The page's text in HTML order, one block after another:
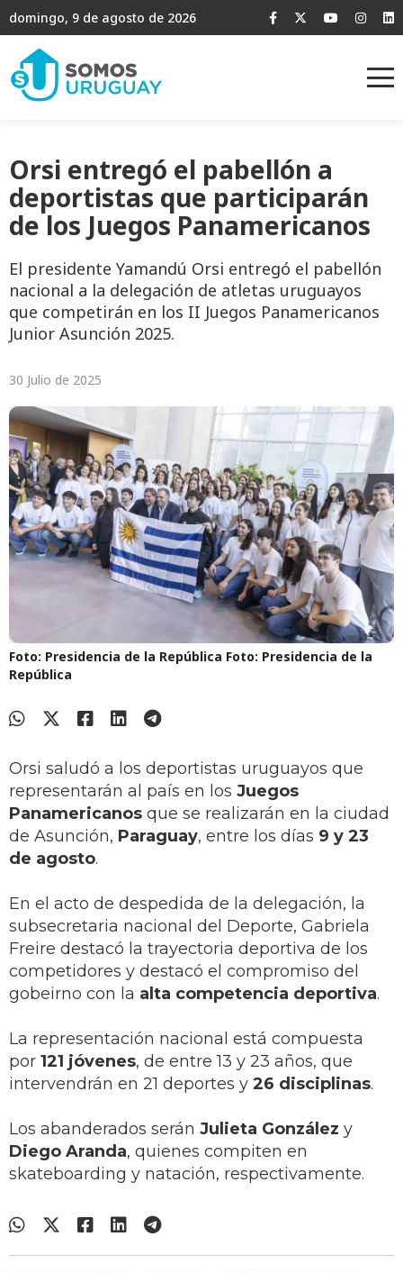
domingo, 9 de agosto de 2026
Orsi entregó el pabellón a
deportistas que participarán
de los Juegos Panamericanos
El presidente Yamandú Orsi entregó el pabellón
nacional a la delegación de atletas uruguayos
que competirán en los II Juegos Panamericanos
Junior Asunción 2025.
30 Julio de 2025
Foto: Presidencia de la República Foto: Presidencia de la
República
Orsi saludó a los deportistas uruguayos que
representarán al país en los Juegos
Panamericanos que se realizarán en la ciudad
de Asunción, Paraguay, entre los días 9 y 23
de agosto.
En el acto de despedida de la delegación, la
subsecretaria nacional del Deporte, Gabriela
Freire destacó la trayectoria deportiva de los
competidores y destacó el compromiso del
gobeirno con la alta competencia deportiva.
La representación nacional está compuesta
por 121 jóvenes, de entre 13 y 23 años, que
intervendrán en 21 deportes y 26 disciplinas.
Los abanderados serán Julieta González y
Diego Aranda, quienes compiten en
skateboarding y natación, respectivamente.